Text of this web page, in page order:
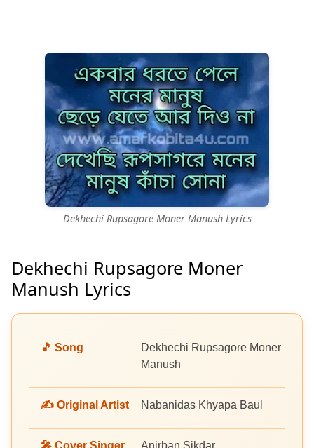
Dekhechi Rupsagore Moner Manush Lyrics
Dekhechi Rupsagore Moner
Manush Lyrics
🎵 Song
Dekhechi Rupsagore Moner
Manush
✍️ Original Artist Nabanidas Khyapa Baul